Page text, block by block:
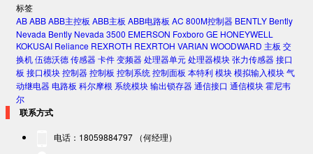
标签
ABABBABB主控板 ABB主板 ABB电路板 AC 800M控制器 BENTLY Bently
Nevada Bently Nevada 3500 EMERSON Foxboro GE HONEYWELL
KOKUSAI Reliance REXROTH REXRTOH VARIAN WOODWARD 主板 交
换机伍德沃德传感器卡件变频器处理器单元处理器模块张力传感器接口
板 接口模块控制器控制板 控制系统控制面板 本特利模块模拟输入模块气
动继电器电路板 科尔摩根 系统模块输出锁存器通信接口 通信模块霍尼韦
尔
联系方式
电话：18059884797 （何经理）